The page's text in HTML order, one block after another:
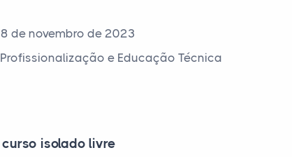
de novembro de 2023
e Educação Técnica
isolado livre